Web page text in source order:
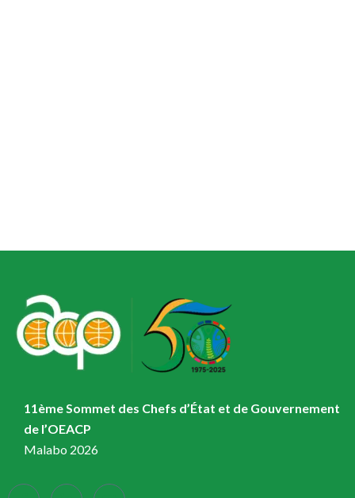
11ème Sommet des Chefs d’État et de Gouvernement
de l’OEACP
Malabo 2026